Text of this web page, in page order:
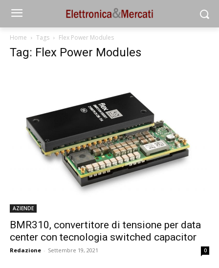
Home Tags Flex Power Modules
Tag: Flex Power Modules
AZIENDE
BMR310, convertitore di tensione per data
center con tecnologia switched capacitor
Redazione - Settembre 19, 2021 0